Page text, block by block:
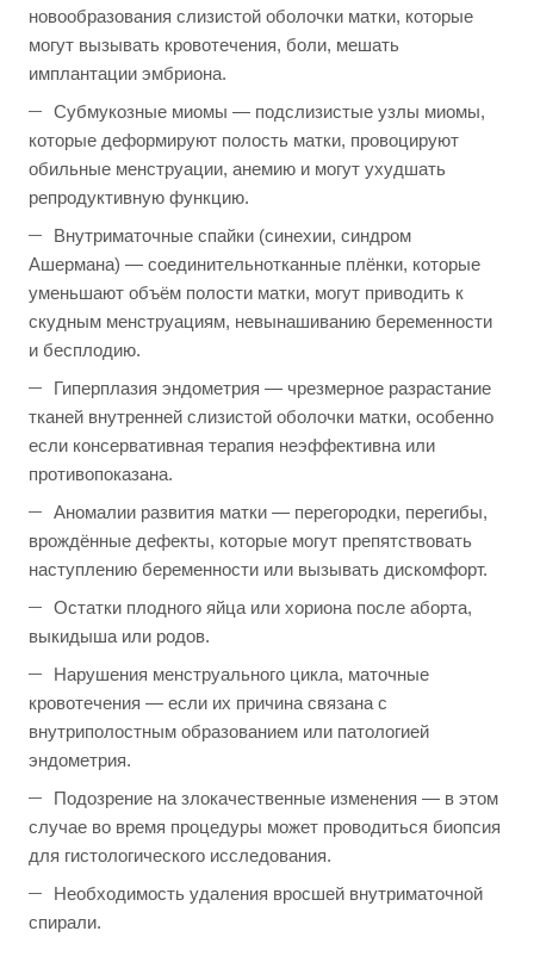
новообразования слизистой оболочки матки, которые
могут вызывать кровотечения, боли, мешать
имплантации эмбриона.
Субмукозные миомы — подслизистые узлы миомы,
которые деформируют полость матки, провоцируют
обильные менструации, анемию и могут ухудшать
репродуктивную функцию.
Внутриматочные спайки (синехии, синдром
Ашермана) — соединительнотканные плёнки, которые
уменьшают объём полости матки, могут приводить к
скудным менструациям, невынашиванию беременности
и бесплодию.
Гиперплазия эндометрия — чрезмерное разрастание
тканей внутренней слизистой оболочки матки, особенно
если консервативная терапия неэффективна или
противопоказана.
Аномалии развития матки — перегородки, перегибы,
врождённые дефекты, которые могут препятствовать
наступлению беременности или вызывать дискомфорт.
Остатки плодного яйца или хориона после аборта,
выкидыша или родов.
Нарушения менструального цикла, маточные
кровотечения — если их причина связана с
внутриполостным образованием или патологией
эндометрия.
Подозрение на злокачественные изменения — в этом
случае во время процедуры может проводиться биопсия
для гистологического исследования.
Необходимость удаления вросшей внутриматочной
спирали.